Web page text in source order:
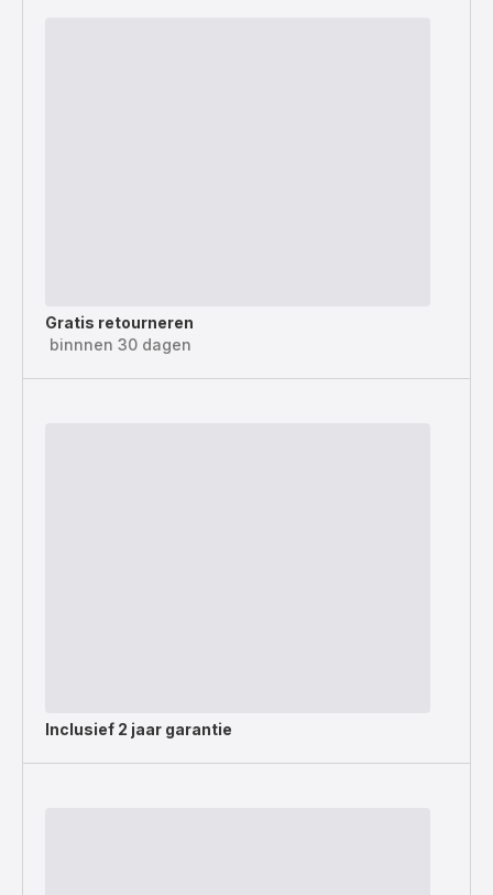
Gratis retourneren
binnnen 30 dagen
Inclusief 2 jaar garantie